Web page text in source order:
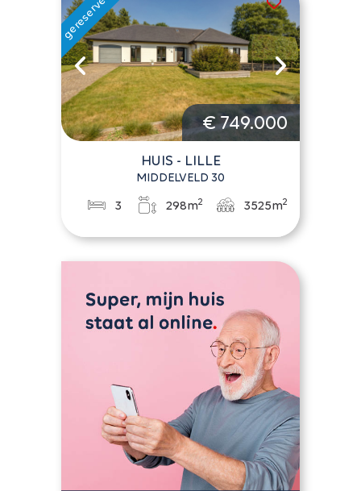
€ 749.000
HUIS - LILLE
MIDDELVELD 30
3 298m2 3525m2